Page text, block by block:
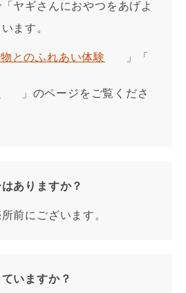
ヤギさんにおやつをあげよ
ます。
とのふれあい体験 」「
」のページをご覧くださ
ありますか？
前にございます。
いますか？